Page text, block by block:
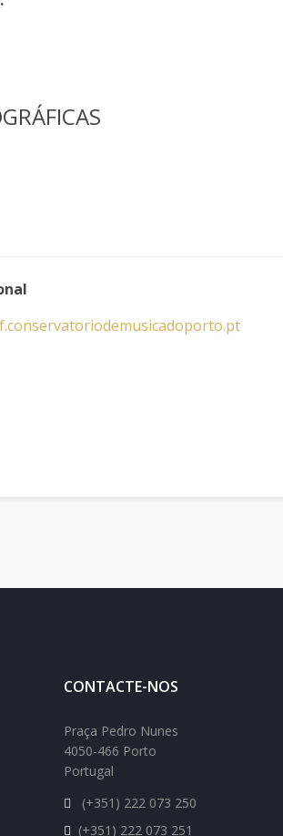
CONTACTE-NOS
Praça Pedro Nunes
4050-466 Porto
Portugal
(+351) 222 073 250
(+351) 222 073 251